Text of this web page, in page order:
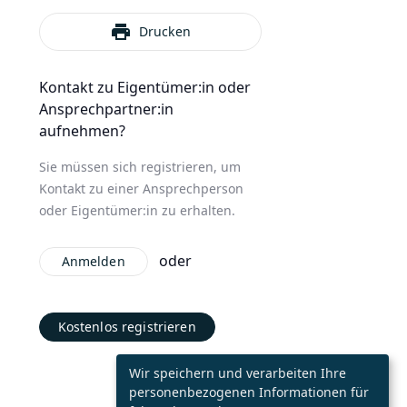
print Drucken
Kontakt zu Eigentümer:in oder
Ansprechpartner:in
aufnehmen?
Sie müssen sich registrieren, um
Kontakt zu einer Ansprechperson
oder Eigentümer:in zu erhalten.
Anmelden oder
Kostenlos registrieren
Wir speichern und verarbeiten Ihre
personenbezogenen Informationen für